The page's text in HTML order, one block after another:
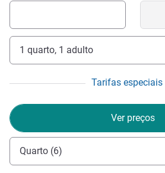
1 quarto, 1 adulto
Tarifas especiais
Ver preços
Quarto (6)